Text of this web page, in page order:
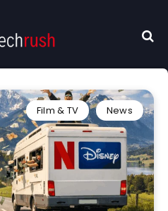
Film & TV News